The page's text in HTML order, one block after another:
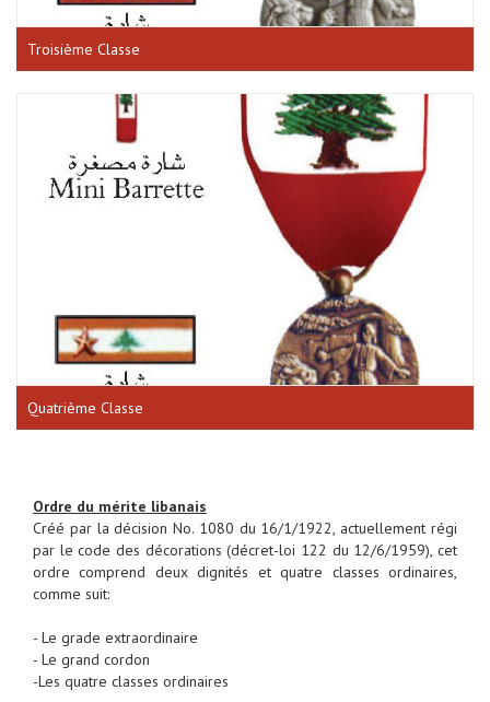
Troisième Classe
Quatrième Classe
Ordre du mérite libanais
Créé par la décision No. 1080 du 16/1/1922, actuellement régi
par le code des décorations (décret-loi 122 du 12/6/1959), cet
ordre comprend deux dignités et quatre classes ordinaires,
comme suit:
- Le grade extraordinaire
- Le grand cordon
-Les quatre classes ordinaires